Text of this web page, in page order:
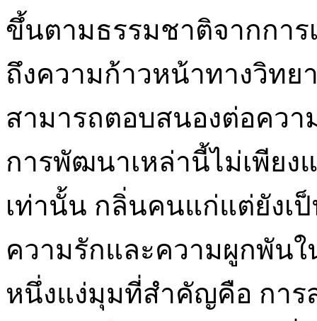
ขึ้นตามธรรมชาติจากการ
ถึงความก้าวหน้าทางวิทย
สามารถตอบสนองต่อคว
การพัฒนาเหล่านี้ไม่เพียง
เท่านั้น กลิ่นคนแก่แต่ยังเ
ความรักและความผูกพัน
หนึ่งแง่มุมที่สำคัญคือ กา